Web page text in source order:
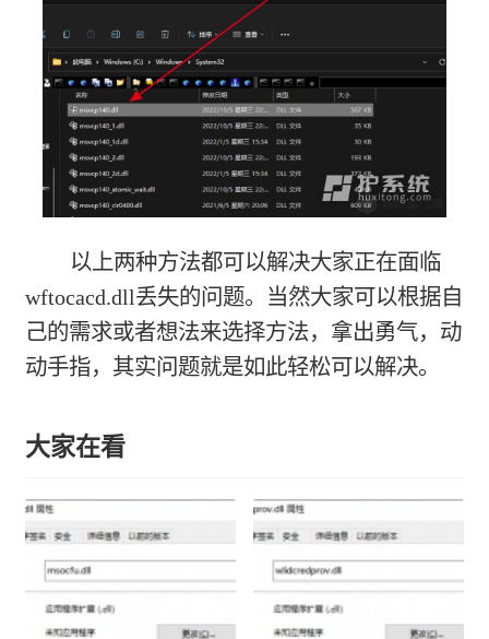
以上两种方法都可以解决大家正在面临
wftocacd.dll丢失的问题。当然大家可以根据自
己的需求或者想法来选择方法，拿出勇气，动
动手指，其实问题就是如此轻松可以解决。
大家在看